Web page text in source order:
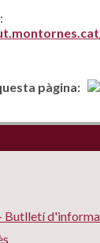
pàgina:
Butlletí